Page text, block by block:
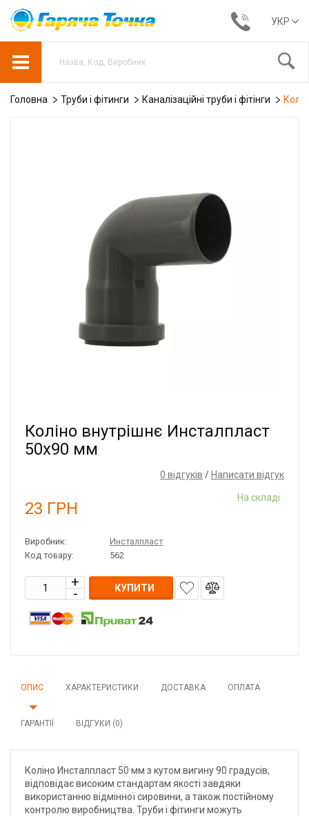
УКР
Головна Труби і фітинги Каналізаційні труби і фітінги
Коліно внутрішнє Инсталпласт
50x90 мм
0 відгуків / Написати відгук
23 ГРН
На складі
Виробник:
Инсталпласт
Код товару:
562
КУПИТИ
ОПИС ХАРАКТЕРИСТИКИ ДОСТАВКА ОПЛАТА
ГАРАНТІЇ ВІДГУКИ (0)
Коліно Инсталпласт 50 мм з кутом вигину 90 градусів,
відповідає високим стандартам якості завдяки
використанню відмінної сировини, а також постійному
контролю виробництва. Труби і фітинги можуть